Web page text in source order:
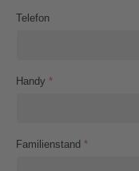
Telefon
Handy *
Familienstand *